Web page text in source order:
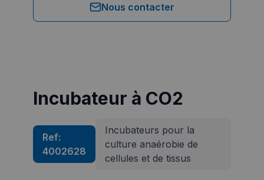
Nous contacter
Incubateur à CO2
Ref:
4002628
Incubateurs pour la
culture anaérobie de
cellules et de tissus